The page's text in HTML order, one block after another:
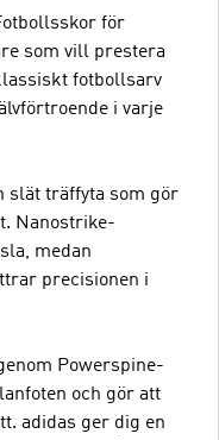
för
som vill prestera
fotbollsarv
i varje
slät träffyta som gör
Nanostrike-
medan
precisionen i
Powerspine-
och gör att
adidas ger dig en